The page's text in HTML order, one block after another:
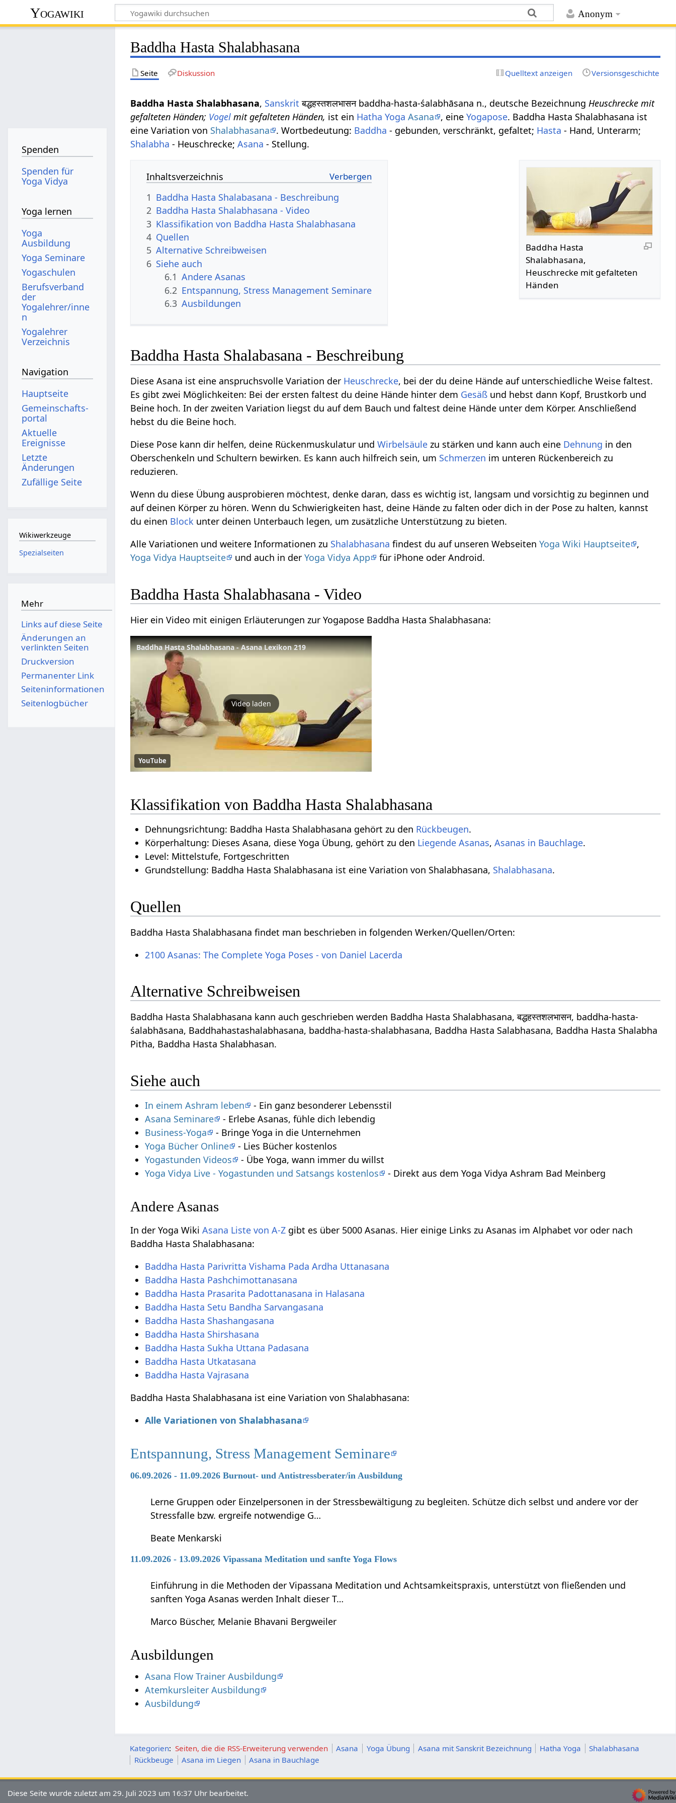
Anonym
Yogawiki
Baddha Hasta Shalabhasana
Seite Diskussion Quelltext anzeigen Versionsgeschichte
Baddha Hasta Shalabhasana, Sanskrit बद्धहस्तशलभासन baddha-hasta-śalabhāsana n., deutsche Bezeichnung Heuschrecke mit
gefalteten Händen; Vogel mit gefalteten Händen, ist ein Hatha Yoga Asana , eineYogapose. Baddha Hasta Shalabhasana ist
eine Variation von Shalabhasana . Wortbedeutung: Baddha - gebunden, verschränkt, gefaltet; Hasta - Hand, Unterarm;
Shalabha - Heuschrecke;Asana - Stellung.
Baddha Hasta
Shalabhasana,
Heuschrecke mit gefalteten
Händen
Inhaltsverzeichnis
1 Baddha Hasta Shalabasana - Beschreibung
2 Baddha Hasta Shalabhasana - Video
3 Klassifikation von Baddha Hasta Shalabhasana
4 Quellen
5 Alternative Schreibweisen
6 Siehe auch
6.1 Andere Asanas
6.2 Entspannung, Stress Management Seminare
6.3 Ausbildungen
Baddha Hasta Shalabasana - Beschreibung
Diese Asana ist eine anspruchsvolle Variation der Heuschrecke, bei der du deine Hände auf unterschiedliche Weise faltest.
Es gibt zwei Möglichkeiten: Bei der ersten faltest du deine Hände hinter dem Gesäß und hebst dann Kopf, Brustkorb und
Beine hoch. In der zweiten Variation liegst du auf dem Bauch und faltest deine Hände unter dem Körper. Anschließend
hebst du die Beine hoch.
Diese Pose kann dir helfen, deine Rückenmuskulatur undWirbelsäule zu stärken und kann auch eine Dehnung in den
Oberschenkeln und Schultern bewirken. Es kann auch hilfreich sein, um Schmerzen im unteren Rückenbereich zu
reduzieren.
Wenn du diese Übung ausprobieren möchtest, denke daran, dass es wichtig ist, langsam und vorsichtig zu beginnen und
auf deinen Körper zu hören. Wenn du Schwierigkeiten hast, deine Hände zu falten oder dich in der Pose zu halten, kannst
du einen Block unter deinen Unterbauch legen, um zusätzliche Unterstützung zu bieten.
Alle Variationen und weitere Informationen zu Shalabhasana findest du auf unseren WebseitenYoga Wiki Hauptseite ,
Yoga Vidya Hauptseite
und auch in derYoga Vidya App für iPhone oder Android.
Baddha Hasta Shalabhasana - Video
Hier ein Video mit einigen Erläuterungen zur Yogapose Baddha Hasta Shalabhasana:
Baddha Hasta Shalabhasana - Asana Lexikon 219
Video laden
YouTube
Klassifikation von Baddha Hasta Shalabhasana
Dehnungsrichtung: Baddha Hasta Shalabhasana gehört zu den Rückbeugen.
Körperhaltung: Dieses Asana, diese Yoga Übung, gehört zu den Liegende Asanas,Asanas in Bauchlage.
Level: Mittelstufe, Fortgeschritten
Grundstellung: Baddha Hasta Shalabhasana ist eine Variation von Shalabhasana, Shalabhasana.
Quellen
Baddha Hasta Shalabhasana findet man beschrieben in folgenden Werken/Quellen/Orten:
2100 Asanas: The Complete Yoga Poses - von Daniel Lacerda
Alternative Schreibweisen
Baddha Hasta Shalabhasana kann auch geschrieben werden Baddha Hasta Shalabhasana, बद्धहस्तशलभासन, baddha-hasta-
śalabhāsana, Baddhahastashalabhasana, baddha-hasta-shalabhasana, Baddha Hasta Salabhasana, Baddha Hasta Shalabha
Pitha, Baddha Hasta Shalabhasan.
Siehe auch
In einem Ashram leben
- Ein ganz besonderer Lebensstil
Asana Seminare
- Erlebe Asanas, fühle dich lebendig
Business-Yoga
- Bringe Yoga in die Unternehmen
Yoga Bücher Online
- Lies Bücher kostenlos
Yogastunden Videos
- Übe Yoga, wann immer du willst
Yoga Vidya Live - Yogastunden und Satsangs kostenlos
- Direkt aus dem Yoga Vidya Ashram Bad Meinberg
Andere Asanas
In der Yoga WikiAsana Liste von A-Z gibt es über 5000 Asanas. Hier einige Links zu Asanas im Alphabet vor oder nach
Baddha Hasta Shalabhasana:
Baddha Hasta Parivritta Vishama Pada Ardha Uttanasana
Baddha Hasta Pashchimottanasana
Baddha Hasta Prasarita Padottanasana in Halasana
Baddha Hasta Setu Bandha Sarvangasana
Baddha Hasta Shashangasana
Baddha Hasta Shirshasana
Baddha Hasta Sukha Uttana Padasana
Baddha Hasta Utkatasana
Baddha Hasta Vajrasana
Baddha Hasta Shalabhasana ist eine Variation von Shalabhasana:
Alle Variationen von Shalabhasana
Entspannung, Stress Management Seminare
06.09.2026 - 11.09.2026 Burnout- und Antistressberater/in Ausbildung
Lerne Gruppen oder Einzelpersonen in der Stressbewältigung zu begleiten. Schütze dich selbst und andere vor der
Stressfalle bzw. ergreife notwendige G…
Beate Menkarski
11.09.2026 - 13.09.2026 Vipassana Meditation und sanfte Yoga Flows
Einführung in die Methoden der Vipassana Meditation und Achtsamkeitspraxis, unterstützt von fließenden und
sanften Yoga Asanas werden Inhalt dieser T…
Marco Büscher, Melanie Bhavani Bergweiler
Ausbildungen
Asana Flow Trainer Ausbildung
Atemkursleiter Ausbildung
Ausbildung
Kategorien: Seiten, die die RSS-Erweiterung verwenden Asana Yoga Übung Asana mit Sanskrit Bezeichnung Hatha Yoga
Shalabhasana
Rückbeuge
Asana im Liegen Asana in Bauchlage
Spenden
Spenden für
Yoga Vidya
Yoga lernen
Yoga
Ausbildung
Yoga Seminare
Yogaschulen
Berufsverband
der
Yogalehrer/inne
n
Yogalehrer
Verzeichnis
Navigation
Hauptseite
Gemeinschafts­
portal
Aktuelle
Ereignisse
Letzte
Änderungen
Zufällige Seite
Wikiwerkzeuge
Spezialseiten
Mehr
Links auf diese Seite
Änderungen an
verlinkten Seiten
Druckversion
Permanenter Link
Seiten­­informationen
Seitenlogbücher
Diese Seite wurde zuletzt am 29. Juli 2023 um 16:37 Uhr bearbeitet.